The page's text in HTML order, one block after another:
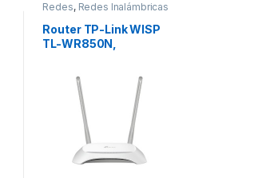
Redes, Redes Inalámbricas
Router TP-Link WISP
TL-WR850N,
Antenas ETHERNET
300MBPS